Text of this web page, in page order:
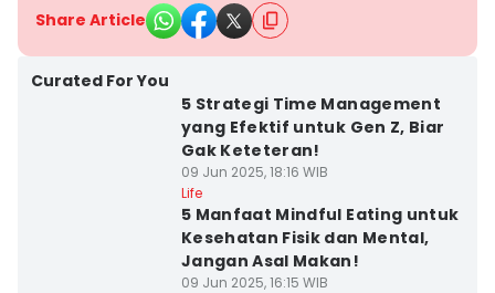
Share Article
Curated For You
5 Strategi Time Management
yang Efektif untuk Gen Z, Biar
Gak Keteteran!
09 Jun 2025, 18:16 WIB
Life
5 Manfaat Mindful Eating untuk
Kesehatan Fisik dan Mental,
Jangan Asal Makan!
09 Jun 2025, 16:15 WIB